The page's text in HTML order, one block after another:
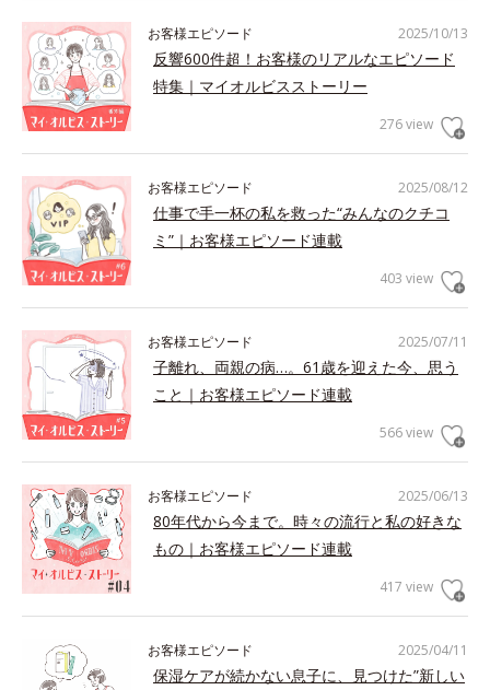
2025/10/13
お客様エピソード
反響600件超！お客様のリアルなエピソード
特集｜マイオルビスストーリー
276 view
2025/08/12
お客様エピソード
仕事で手一杯の私を救った“みんなのクチコ
ミ”｜お客様エピソード連載
403 view
2025/07/11
お客様エピソード
子離れ、両親の病…。61歳を迎えた今、思う
こと｜お客様エピソード連載
566 view
2025/06/13
お客様エピソード
80年代から今まで。時々の流行と私の好きな
もの｜お客様エピソード連載
417 view
2025/04/11
お客様エピソード
保湿ケアが続かない息子に、見つけた”新しい